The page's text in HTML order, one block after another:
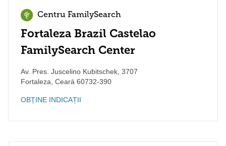
Centru FamilySearch
Fortaleza Brazil Castelao
FamilySearch Center
Av. Pres. Juscelino Kubitschek, 3707
Fortaleza Ceará 60732-390
OBȚINE INDICAȚII